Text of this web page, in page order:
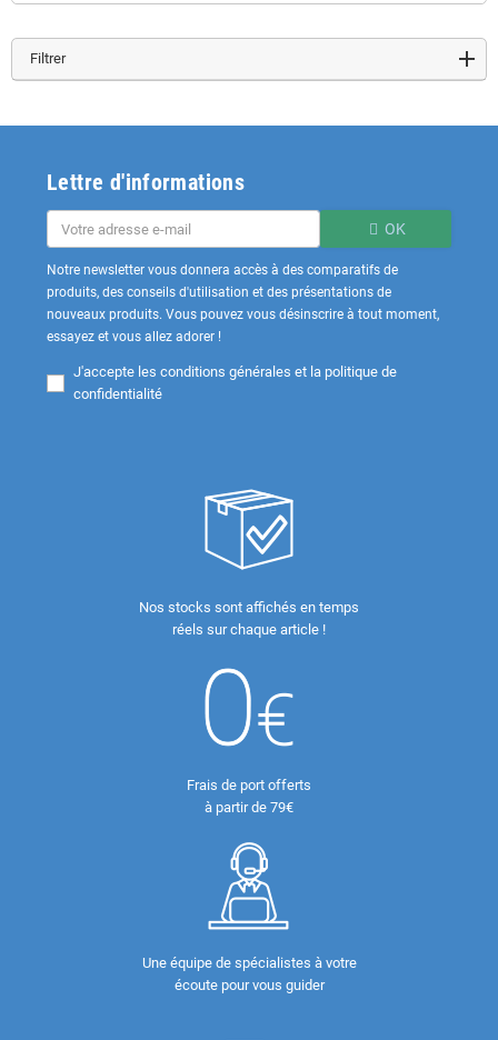
Filtrer
Lettre d'informations
OK
Notre newsletter vous donnera accès à des comparatifs de
produits, des conseils d'utilisation et des présentations de
nouveaux produits. Vous pouvez vous désinscrire à tout moment,
essayez et vous allez adorer !
J'accepte les conditions générales et la politique de
confidentialité
Nos stocks sont affichés en temps
réels sur chaque article !
Frais de port offerts
à partir de 79€
Une équipe de spécialistes à votre
écoute pour vous guider